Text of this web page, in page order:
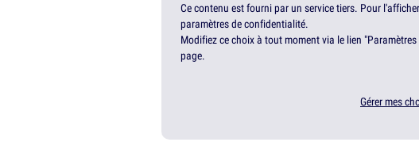
Ce contenu est fourni par un service tiers. Pour
paramètres de confidentialité.
Modifiez ce choix à tout moment via le lien
page.
Gérer mes